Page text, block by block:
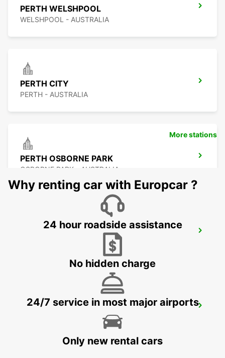
PERTH WELSHPOOL
WELSHPOOL - AUSTRALIA
PERTH CITY
PERTH - AUSTRALIA
PERTH OSBORNE PARK
OSBORNE PARK - AUSTRALIA
BUNBURY CITY
More stations
Why renting car with Europcar ?
24 hour roadside assistance
No hidden charge
24/7 service in most major airports
Only new rental cars